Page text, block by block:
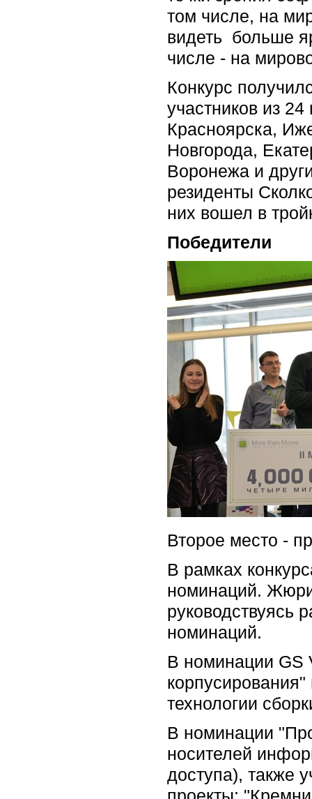
том числе, на
видеть больше
числе - на
Конкурс
участников из
Красноярска,
Новгорода,
Воронежа и
резиденты
них вошел в
Победители
Второе место -
В рамках
номинаций.
руководствуясь
номинаций.
В номинации GS
технологии
В номинации
носителей
доступа), также